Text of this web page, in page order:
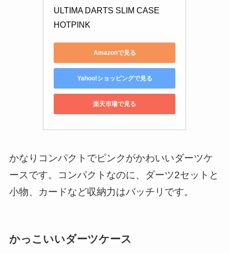
ULTIMA DARTS SLIM CASE
HOTPINK
Amazonで見る
Yahoo!ショッピングで見る
楽天市場で見る
かなりコンパクトでピンクがかわいいダーツケ
ースです。コンパクトなのに、ダーツ2セットと
小物、カードなど収納力はバッチリです。
かっこいいダーツケース